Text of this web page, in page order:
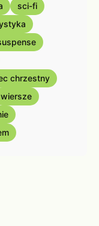
sci-fi
chrzestny
wiersze